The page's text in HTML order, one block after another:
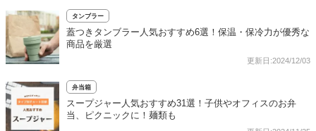
タンブラー
蓋つきタンブラー人気おすすめ6選！保温・保冷力が優秀な
商品を厳選
更新日:2024/12/03
弁当箱
スープジャー人気おすすめ31選！子供やオフィスのお弁
当、ピクニックに！麺類も